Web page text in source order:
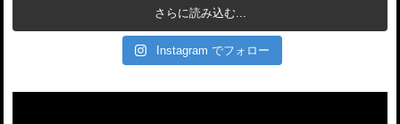
さらに読み込む...
Instagram でフォロー